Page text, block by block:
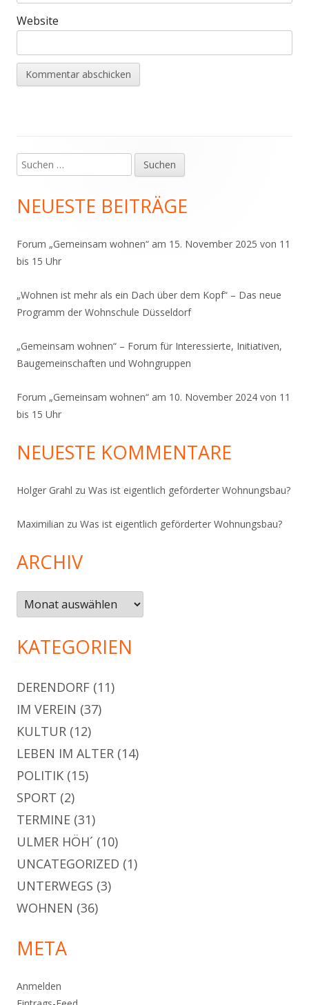
Website
Haupt-
Seitenleiste
Suchen
nach:
NEUESTE BEITRÄGE
Forum „Gemeinsam wohnen“ am 15. November 2025 von 11
bis 15 Uhr
„Wohnen ist mehr als ein Dach über dem Kopf“ – Das neue
Programm der Wohnschule Düsseldorf
„Gemeinsam wohnen“ – Forum für Interessierte, Initiativen,
Baugemeinschaften und Wohngruppen
Forum „Gemeinsam wohnen“ am 10. November 2024 von 11
bis 15 Uhr
NEUESTE KOMMENTARE
Holger Grahl zu Was ist eigentlich geförderter Wohnungsbau?
Maximilian zu Was ist eigentlich geförderter Wohnungsbau?
ARCHIV
Archiv
KATEGORIEN
DERENDORF (11)
IM VEREIN (37)
KULTUR (12)
LEBEN IM ALTER (14)
POLITIK (15)
SPORT (2)
TERMINE (31)
ULMER HÖH´ (10)
UNCATEGORIZED (1)
UNTERWEGS (3)
WOHNEN (36)
META
Anmelden